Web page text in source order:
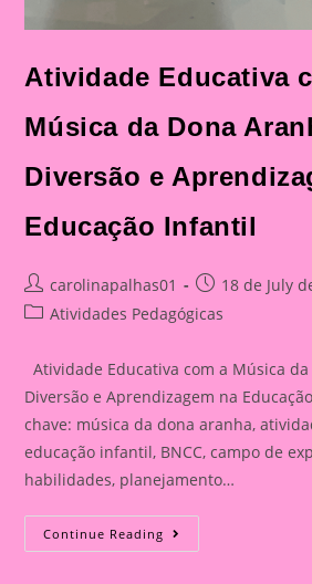
Atividade Educativa
Música da Dona
Diversão e
Educação Infantil
Post
author:
carolinapalhas01
Post
published:
18 de July
PostAtividades Pedagógicas
Atividade Educativa com a Música
Diversão e Aprendizagem na
chave: música da dona aranha,
educação infantil, BNCC, campo de
habilidades, planejamento…
Continue Reading Atividade
Educativa